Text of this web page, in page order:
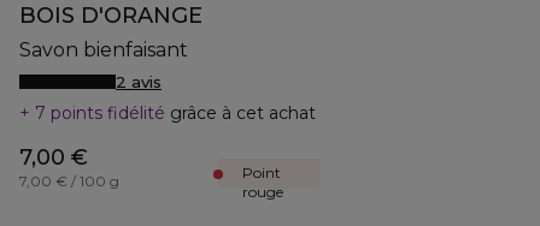
BOIS D'ORANGE
Savon bienfaisant
2 avis
7 points fidélité grâce à cet achat
7,00 €
7,00 € / 100 g
Point
rouge